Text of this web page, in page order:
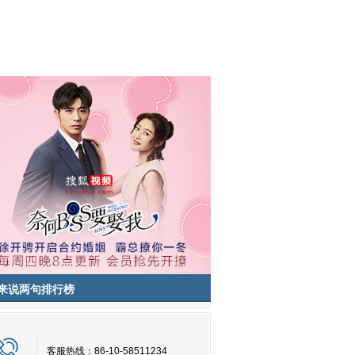
说两句排行榜
客服热线：86-10-58511234